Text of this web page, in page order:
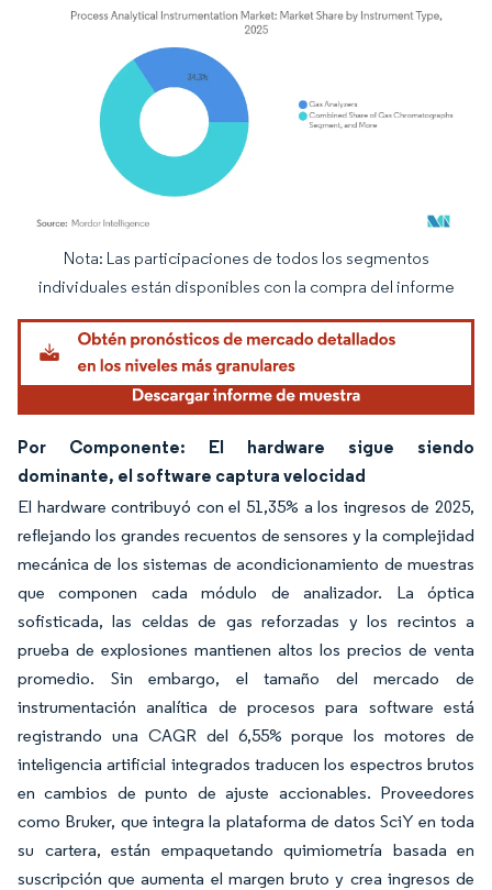
Imagen © Mordor Intelligence. El uso requiere atribución según CC BY 4.0.
Nota: Las participaciones de todos los segmentos
individuales están disponibles con la compra del informe
Por Componente: El hardware sigue siendo
dominante, el software captura velocidad
El hardware contribuyó con el 51,35% a los ingresos de 2025,
reflejando los grandes recuentos de sensores y la complejidad
mecánica de los sistemas de acondicionamiento de muestras
que componen cada módulo de analizador. La óptica
sofisticada, las celdas de gas reforzadas y los recintos a
prueba de explosiones mantienen altos los precios de venta
promedio. Sin embargo, el tamaño del mercado de
instrumentación analítica de procesos para software está
registrando una CAGR del 6,55% porque los motores de
inteligencia artificial integrados traducen los espectros brutos
en cambios de punto de ajuste accionables. Proveedores
como Bruker, que integra la plataforma de datos SciY en toda
su cartera, están empaquetando quimiometría basada en
suscripción que aumenta el margen bruto y crea ingresos de